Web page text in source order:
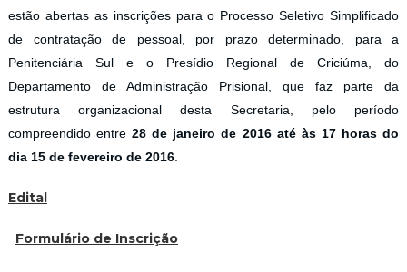
estão abertas as inscrições para o Processo Seletivo Simplificado
de contratação de pessoal, por prazo determinado, para a
Penitenciária Sul e o Presídio Regional de Criciúma, do
Departamento de Administração Prisional, que faz parte da
estrutura organizacional desta Secretaria, pelo período
compreendido entre28 de janeiro de 2016 até às 17 horas do
dia 15 de fevereiro de 2016
Edital
Formulário de Inscrição